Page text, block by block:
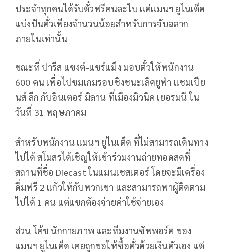
ประจำทุกคนได้รับตั๋วฟรีคนละใบ แต่แมนฯ ยูไนเต็ด
แบ่งปันตั๋วเพียงจำนวนน้อยสำหรับการจับฉลาก
ภายในเท่านั้น
ขณะที่ ปารีส แซงต์-แชร์แม็ง มอบตั๋วให้พนักงาน
600 คน เพื่อไปชมเกมรอบชิงชนะเลิศยูฟ่า แชมเปีย
นส์ ลีก กับอินเตอร์ มิลาน ที่เมืองมิวนิค เยอรมนี ใน
วันที่ 31 พฤษภาคม
สำหรับพนักงาน แมนฯ ยูไนเต็ด ที่ไม่สามารถเดินทาง
ไปได้ สโมสรได้เชิญให้เข้าร่วมงานถ่ายทอดสดที่
สถานที่ชื่อ Diecast ในแมนเชสเตอร์ โดยจะมีเครื่อง
ดื่มฟรี 2 แก้วให้กับพวกเขา และสามารถพาผู้ติดตาม
ไปได้ 1 คน แต่แขกต้องจ่ายค่าใช้จ่ายเอง
ส่วน โค้ช นักกายภาพ และทีมงานซัพพอร์ต ของ
แมนฯ ยูไนเต็ด เคยถูกขอให้ซื้อตั๋วด้วยเงินตัวเอง แต่